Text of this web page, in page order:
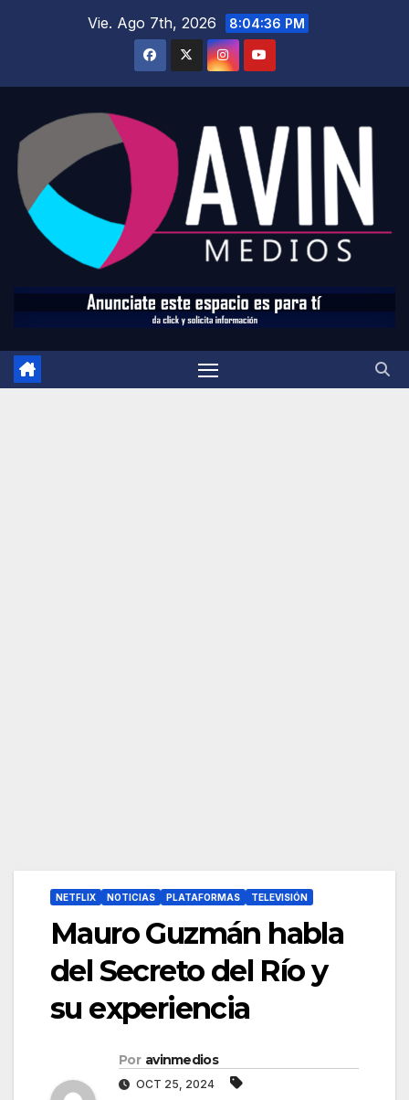
Vie. Ago 7th, 2026 8:04:38 PM
NETFLIX NOTICIAS PLATAFORMAS TELEVISIÓN
Mauro Guzmán habla
del Secreto del Río y
su experiencia
Por avinmedios
OCT 25, 2024